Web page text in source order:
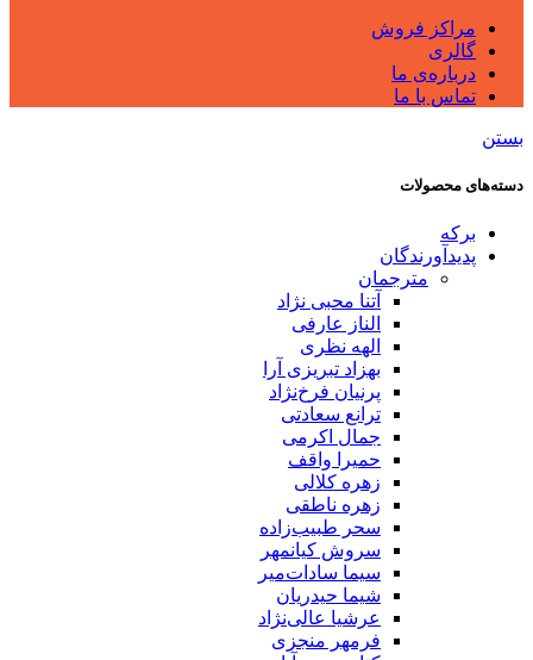
مراکز فروش
گالری
درباره‌ی ما
تماس با ما
بستن
دسته‌های محصولات
برکه
پدیدآورندگان
مترجمان
آتنا محبی نژاد
الناز عارفی
الهه نظری
بهزاد تبریزی آرا
پرنیان فرخ‌نژاد
ترانع سعادتی
جمال اکرمی
حمیرا واقف
زهره کلالی
زهره ناطقی
سحر طبیب‌زاده
سروش کیانمهر
سیما سادات‌میر
شیما حیدریان
عرشیا عالی‌نژاد
فرمهر منجزی